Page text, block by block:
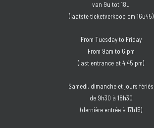
van 9u tot 18u
(laatste ticketverkoop om 16u45)
From Tuesday to Friday
From 9am to 6 pm
(last entrance at 4.45 pm)
Samedi, dimanche et jours fériés
de 9h30 à 18h30
(dernière entrée à 17h15)